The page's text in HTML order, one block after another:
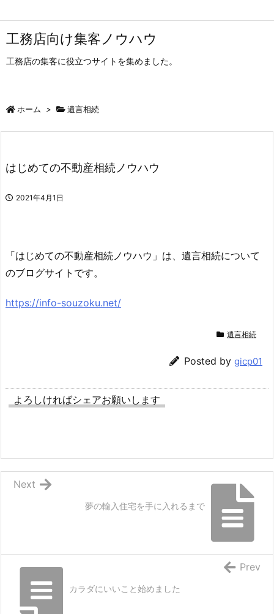
工務店向け集客ノウハウ
工務店の集客に役立つサイトを集めました。
ホーム > 遺言相続
はじめての不動産相続ノウハウ
2021年4月1日
「はじめての不動産相続ノウハウ」は、遺言相続について
のブログサイトです。
https://info-souzoku.net/
遺言相続
Posted by gicp01
よろしければシェアお願いします
夢の輸入住宅を手に入れるまで
Next
カラダにいいこと始めました
Prev